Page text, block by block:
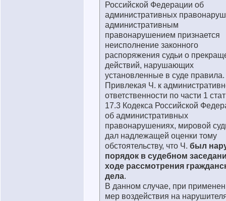
Российской Федерации об
административных
административным
правонарушением признается
неисполнение законного
распоряжения судьи о
действий, нарушающих
установленные в суде правила.
Привлекая Ч. к
ответственности по части 1
17.3 Кодекса Российской
об административных
правонарушениях, мировой
дал надлежащей оценки тому
обстоятельству, что Ч. был
порядок в судебном
ходе рассмотрения
дела.
В данном случае, при
мер воздействия на